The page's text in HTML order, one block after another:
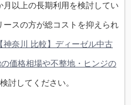
以上の長期利用を検討してい
スの方が総コストを抑えられ
【神奈川 比較】ディーゼル中古
価格相場や不整地・ヒンジの
討してください。